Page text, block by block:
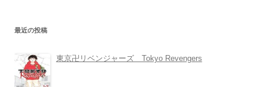
最近の投稿
東京卍リベンジャーズ Tokyo Revengers